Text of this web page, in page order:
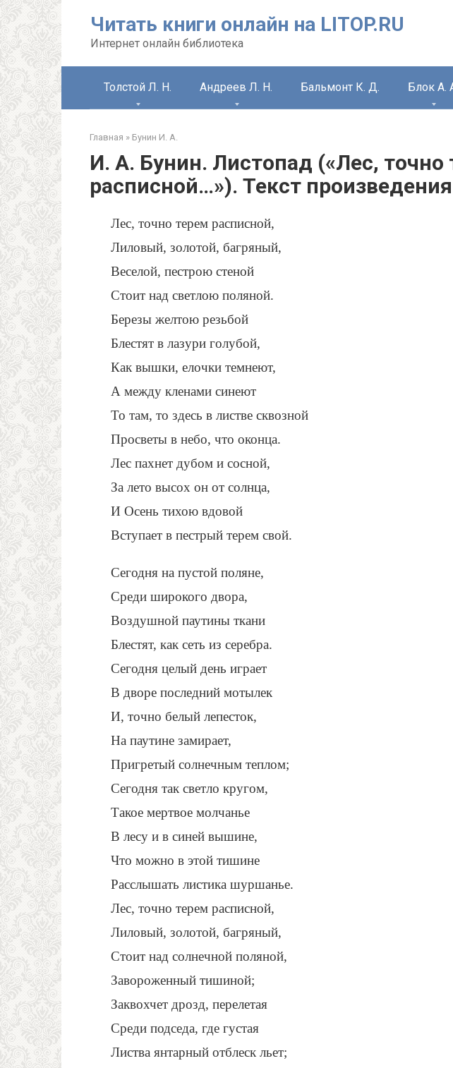
Читать книги онлайн на LITOP.RU
Интернет онлайн библиотека
Толстой Л. Н. Андреев Л. Н. Бальмонт К. Д. Блок А.
Главная » Бунин И. А.
И. А. Бунин. Листопад («Лес, точно
расписной…»). Текст произведения
Лес, точно терем расписной,
Лиловый, золотой, багряный,
Веселой, пестрою стеной
Стоит над светлою поляной.
Березы желтою резьбой
Блестят в лазури голубой,
Как вышки, елочки темнеют,
А между кленами синеют
То там, то здесь в листве сквозной
Просветы в небо, что оконца.
Лес пахнет дубом и сосной,
За лето высох он от солнца,
И Осень тихою вдовой
Вступает в пестрый терем свой.
Сегодня на пустой поляне,
Среди широкого двора,
Воздушной паутины ткани
Блестят, как сеть из серебра.
Сегодня целый день играет
В дворе последний мотылек
И, точно белый лепесток,
На паутине замирает,
Пригретый солнечным теплом;
Сегодня так светло кругом,
Такое мертвое молчанье
В лесу и в синей вышине,
Что можно в этой тишине
Расслышать листика шуршанье.
Лес, точно терем расписной,
Лиловый, золотой, багряный,
Стоит над солнечной поляной,
Завороженный тишиной;
Заквохчет дрозд, перелетая
Среди подседа, где густая
Листва янтарный отблеск льет;